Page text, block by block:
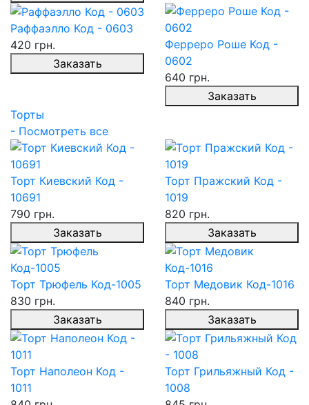
Раффаэлло Код - 0603
420 грн.
Заказать
Ферреро Роше Код -
0602
640 грн.
Заказать
Торты
- Посмотреть все
Торт Киевский Код -
10691
790 грн.
Заказать
Торт Пражский Код -
1019
820 грн.
Заказать
Торт Трюфель Код-1005
830 грн.
Заказать
Торт Медовик Код-1016
840 грн.
Заказать
Торт Наполеон Код -
1011
Торт Грильяжный Код -
1008